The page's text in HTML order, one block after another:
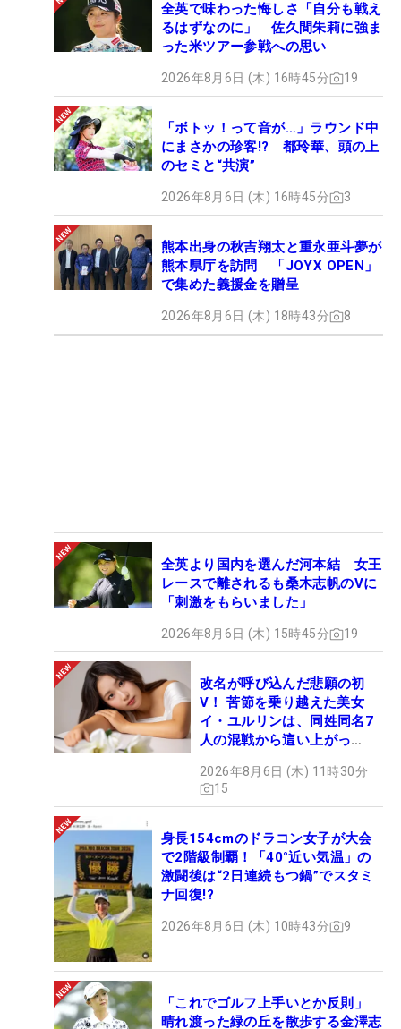
全英で味わった悔しさ「自分も戦え
るはずなのに」 佐久間朱莉に強ま
った米ツアー参戦への思い
2026年8月6日 (木) 16時45分 19
「ボトッ！って音が…」ラウンド中
にまさかの珍客!? 都玲華、頭の上
のセミと“共演”
2026年8月6日 (木) 16時45分 3
熊本出身の秋吉翔太と重永亜斗夢が
熊本県庁を訪問 「JOYX OPEN」
で集めた義援金を贈呈
2026年8月6日 (木) 18時43分 8
全英より国内を選んだ河本結 女王
レースで離されるも桑木志帆のVに
「刺激をもらいました」
2026年8月6日 (木) 15時45分 19
改名が呼び込んだ悲願の初
V！ 苦節を乗り越えた美女
イ・ユルリンは、同姓同名7
人の混戦から這い上がっ
2026年8月6日 (木) 11時30分
15
身長154cmのドラコン女子が大会
で2階級制覇！「40°近い気温」の
激闘後は“2日連続もつ鍋”でスタミ
ナ回復!?
2026年8月6日 (木) 10時43分 9
「これでゴルフ上手いとか反則」
晴れ渡った緑の丘を散歩する金澤志